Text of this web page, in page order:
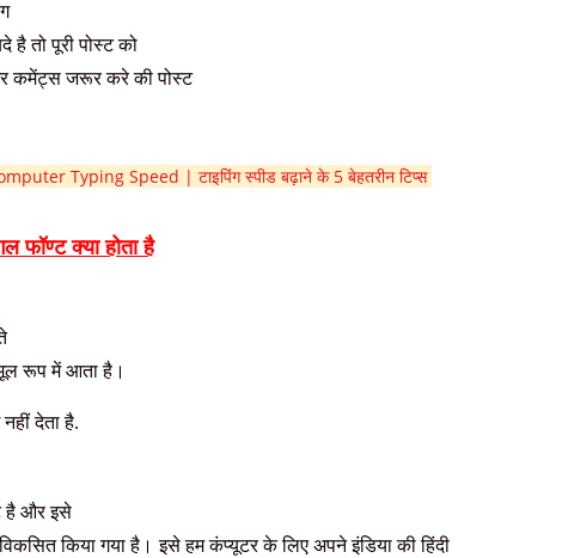
है तो पूरी पोस्ट को
कमेंट्स जरूर करे की पोस्ट
Typing Speed | टाइपिंग स्पीड बढ़ाने के 5 बेहतरीन टिप्स
फॉण्ट क्‍या होता है
रूप में आता है।
देता है.
है और इसे
किया गया है। इसे हम कंप्यूटर के लिए अपने इंडिया की हिंदी